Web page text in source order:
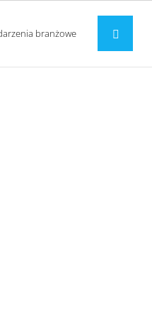
branżowe